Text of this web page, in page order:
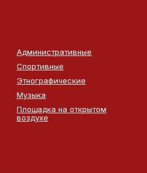
Административные
Спортивные
Этнографические
Музыка
Площадка на открытом
воздухе